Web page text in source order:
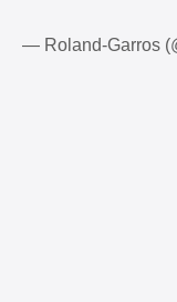
— Roland-Garros